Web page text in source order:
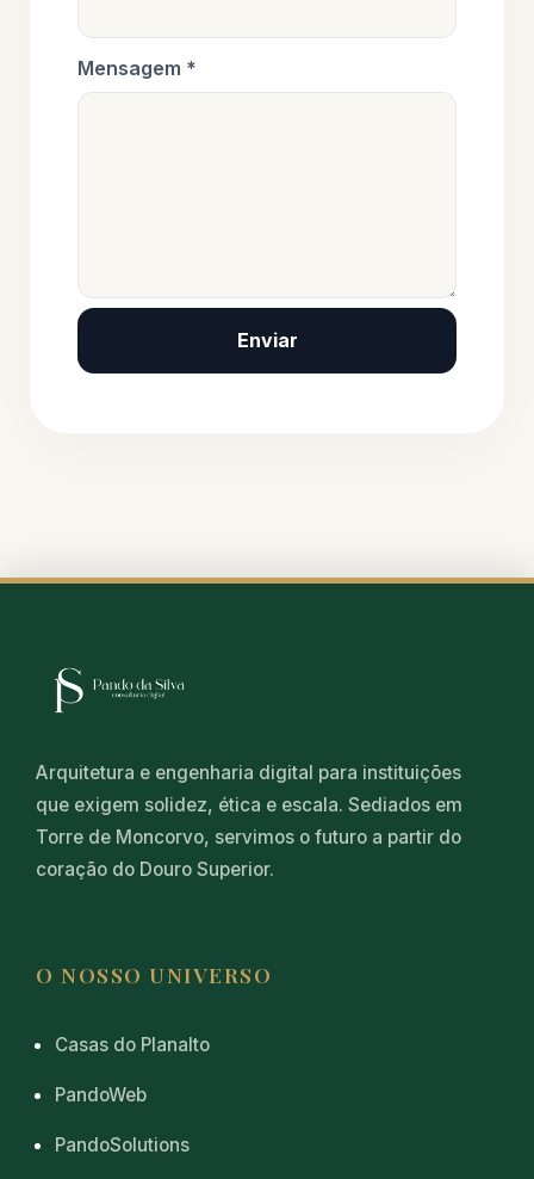
Mensagem *
Enviar
Arquitetura e engenharia digital para instituições
que exigem solidez, ética e escala. Sediados em
Torre de Moncorvo, servimos o futuro a partir do
coração do Douro Superior.
O NOSSO UNIVERSO
Casas do Planalto
PandoWeb
PandoSolutions